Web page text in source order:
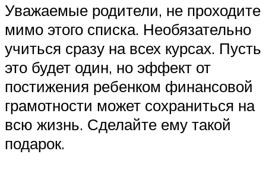
Уважаемые родители, не проходите
мимо этого списка. Необязательно
учиться сразу на всех курсах. Пусть
это будет один, но эффект от
постижения ребенком финансовой
грамотности может сохраниться на
всю жизнь. Сделайте ему такой
подарок.